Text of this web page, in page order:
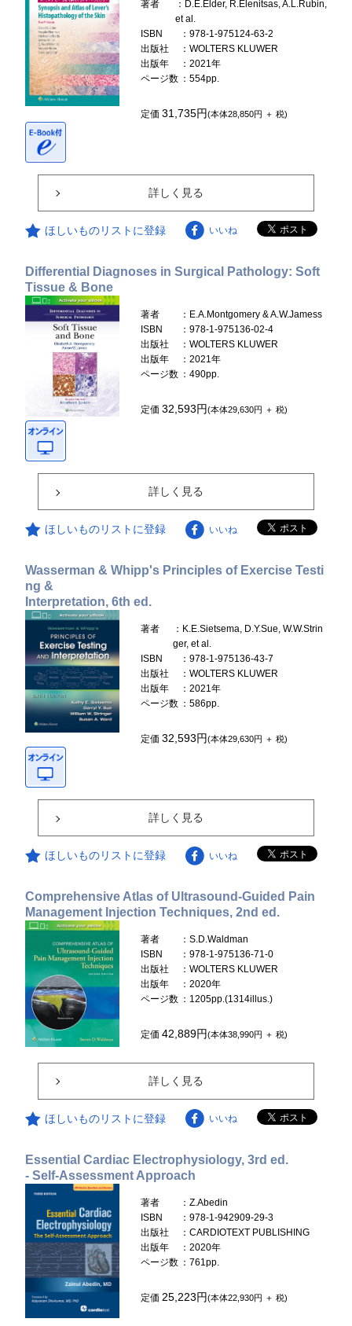
著者
：D.E.Elder, R.Elenitsas, A.L.Rubin,
et al.
ISBN
：978-1-975124-63-2
出版社
：WOLTERS KLUWER
出版年
：2021年
ページ数 ：554pp.
定価31,735円(本体28,850円 ＋ 税)
詳しく見る
ほしいものリストに登録 いいね
Differential Diagnoses in Surgical Pathology: Soft
Tissue & Bone
著者
：E.A.Montgomery & A.W.Jamess
ISBN
：978-1-975136-02-4
出版社
：WOLTERS KLUWER
出版年
：2021年
ページ数 ：490pp.
定価32,593円(本体29,630円 ＋ 税)
詳しく見る
ほしいものリストに登録 いいね
Wasserman & Whipp's Principles of Exercise Testi
ng &
Interpretation, 6th ed.
著者
：K.E.Sietsema, D.Y.Sue, W.W.Strin
ger, et al.
ISBN
：978-1-975136-43-7
出版社
：WOLTERS KLUWER
出版年
：2021年
ページ数 ：586pp.
定価32,593円(本体29,630円 ＋ 税)
詳しく見る
ほしいものリストに登録 いいね
Comprehensive Atlas of Ultrasound-Guided Pain
Management Injection Techniques, 2nd ed.
著者
：S.D.Waldman
ISBN
：978-1-975136-71-0
出版社
：WOLTERS KLUWER
出版年
：2020年
ページ数 ：1205pp.(1314illus.)
定価42,889円(本体38,990円 ＋ 税)
詳しく見る
ほしいものリストに登録 いいね
Essential Cardiac Electrophysiology, 3rd ed.
- Self-Assessment Approach
著者
：Z.Abedin
ISBN
：978-1-942909-29-3
出版社
：CARDIOTEXT PUBLISHING
出版年
：2020年
ページ数 ：761pp.
定価 25,223円(本体22,930円 ＋ 税)